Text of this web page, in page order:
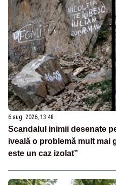
6 aug. 2026, 13:48
Scandalul inimii desenate
iveală o problemă mult mai
este un caz izolat”